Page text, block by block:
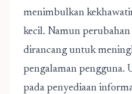
menimbulkan
kecil. Namun
dirancang untuk
pengalaman pengguna.
pada penyediaan